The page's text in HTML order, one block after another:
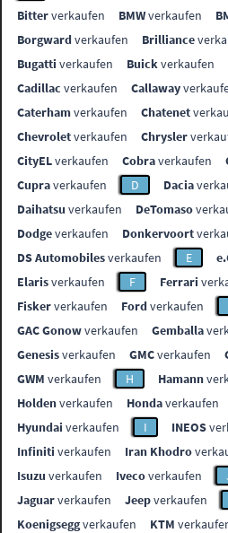
Bitterverkaufen BMWverkaufen
Borgwardverkaufen Brilliance
Bugatti verkaufen Buickverkaufen
Cadillac verkaufen Callaway
Caterhamverkaufen Chatenet
Chevroletverkaufen Chrysler
CityELverkaufen Cobraverkaufen
Cupraverkaufen D Dacia
Daihatsu verkaufen DeTomaso
Dodgeverkaufen Donkervoort
DS Automobilesverkaufen E
Elarisverkaufen F Ferrari
Fiskerverkaufen Fordverkaufen
GAC Gonowverkaufen Gemballa
Genesisverkaufen GMCverkaufen
GWM verkaufen H Hamann
Holdenverkaufen Hondaverkaufen
Hyundai verkaufen I INEOS
Infiniti verkaufen Iran Khodro
Isuzu verkaufen Ivecoverkaufen
Jaguarverkaufen Jeepverkaufen
Koenigseggverkaufen KTM